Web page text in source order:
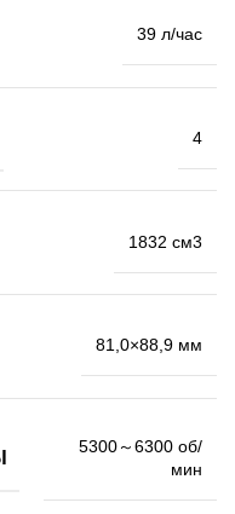
39 л/час
4
1832 см3
81,0×88,9 мм
5300～6300 об/
мин